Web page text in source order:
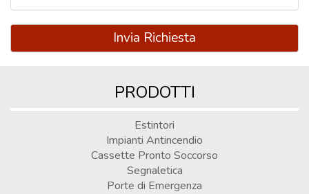
Invia Richiesta
PRODOTTI
Estintori
Impianti Antincendio
Cassette Pronto Soccorso
Segnaletica
Porte di Emergenza